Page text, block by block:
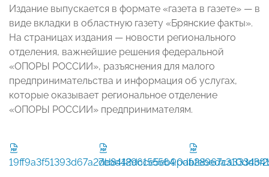
Издание выпускается в формате «газета в газете» — в
виде вкладки в областную газету «Брянские факты».
На страницах издания — новости регионального
отделения, важнейшие решения федеральной
«ОПОРЫ РОССИИ», разъяснения для малого
предпринимательства и информация об услугах,
которые оказывает региональное отделение
«ОПОРЫ РОССИИ» предпринимателям.
19ff9a3f51393d67a2db841896155564.pdf